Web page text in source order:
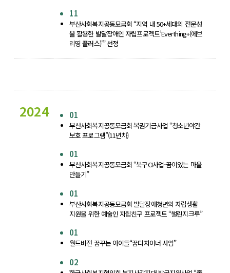
11
부산사회복지공동모금회 “지역 내 50+세대의 전문성
을 활용한 발달장애인 자립프로젝트’Everthing+(에브
리띵 플러스)'” 선정
2024 01
부산사회복지공동모금회 복권기금사업 “청소년야간
보호 프로그램”(11년차)
01
부산사회복지공동모금회 “북구CI사업-꿈이있는 마을
만들기”
01
부산사회복지공동모금회 발달장애청년의 자립생활
지원을 위한 예술인 자립친구 프로젝트 “챌린지크루”
01
월드비전 꿈꾸는 아이들“꿈디자이너 사업”
02